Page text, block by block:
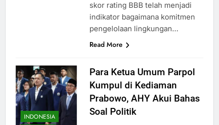
skor rating BBB telah menjadi
indikator bagaimana komitmen
pengelolaan lingkungan…
Read More
INDONESIA
Para Ketua Umum Parpol
Kumpul di Kediaman
Prabowo, AHY Akui Bahas
Soal Politik